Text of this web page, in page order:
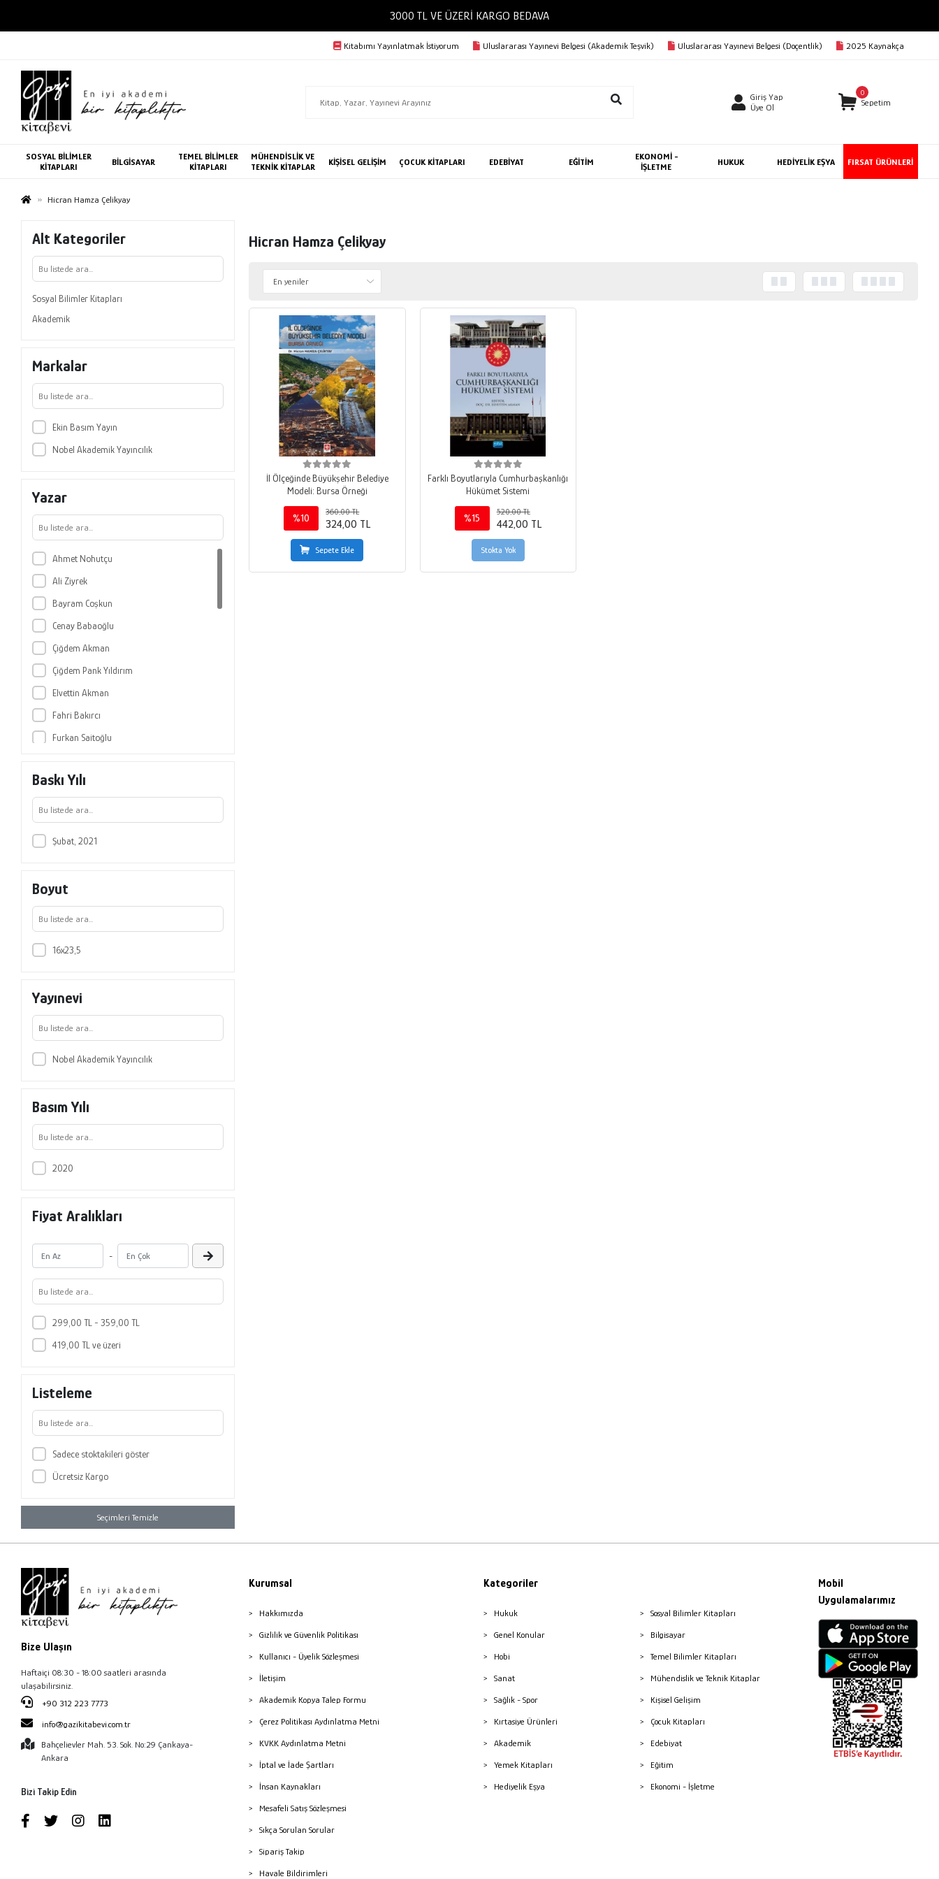
3000 TL VE ÜZERİ KARGO BEDAVA
Kitabımı Yayınlatmak İstiyorum Uluslararası Yayınevi Belgesi (Akademik Teşvik) Uluslararası Yayınevi Belgesi (Doçentlik) 2025 Kaynakça
Giriş Yap
Üye Ol
0
Sepetim
SOSYAL BİLİMLER
KİTAPLARI
BİLGİSAYAR
TEMEL BİLİMLER
KİTAPLARI
MÜHENDİSLİK VE
TEKNİK KİTAPLAR
KİŞİSEL GELİŞİM ÇOCUK KİTAPLARI EDEBİYAT EĞİTİM
EKONOMİ -
İŞLETME
HUKUK HEDİYELİK EŞYA FIRSAT ÜRÜNLERİ
Hicran Hamza Çelikyay
Alt Kategoriler
Sosyal Bilimler Kitapları
Akademik
Markalar
Ekin Basım Yayın
Nobel Akademik Yayıncılık
Yazar
Ahmet Nohutçu
Ali Ziyrek
Bayram Coşkun
Cenay Babaoğlu
Çiğdem Akman
Çiğdem Pank Yıldırım
Elvettin Akman
Fahri Bakırcı
Furkan Saitoğlu
Haluk Alkan
Hamza Ateş
Hicran Hamza Çelikyay
Mahmut Doğan
Murat Okcu
Musa Eken
Özcan Sezer
Recep Fedai
Yusuf Şahin
Baskı Yılı
Şubat, 2021
Boyut
16x23,5
Yayınevi
Nobel Akademik Yayıncılık
Basım Yılı
2020
Fiyat Aralıkları
-
299,00 TL - 359,00 TL
419,00 TL ve üzeri
Listeleme
Sadece stoktakileri göster
Ücretsiz Kargo
Seçimleri Temizle
Hicran Hamza Çelikyay
İl Ölçeğinde Büyükşehir Belediye
Modeli: Bursa Örneği
%10
360,00 TL
324,00 TL
Sepete Ekle
Farklı Boyutlarıyla Cumhurbaşkanlığı
Hükümet Sistemi
%15
520,00 TL
442,00 TL
Stokta Yok
Bize Ulaşın
Haftaiçi 08:30 - 18:00 saatleri arasında
ulaşabilirsiniz.
+90 312 223 7773
info@gazikitabevi.com.tr
Bahçelievler Mah. 53. Sok. No:29 Çankaya-
Ankara
Bizi Takip Edin
Kurumsal
Hakkımızda
Gizlilik ve Güvenlik Politikası
Kullanıcı - Üyelik Sözleşmesi
İletişim
Akademik Kopya Talep Formu
Çerez Politikası Aydınlatma Metni
KVKK Aydınlatma Metni
İptal ve İade Şartları
İnsan Kaynakları
Mesafeli Satış Sözleşmesi
Sıkça Sorulan Sorular
Sipariş Takip
Havale Bildirimleri
Kategoriler
Hukuk
Genel Konular
Hobi
Sanat
Sağlık - Spor
Kırtasiye Ürünleri
Akademik
Yemek Kitapları
Hediyelik Eşya
Sosyal Bilimler Kitapları
Bilgisayar
Temel Bilimler Kitapları
Mühendislik ve Teknik Kitaplar
Kişisel Gelişim
Çocuk Kitapları
Edebiyat
Eğitim
Ekonomi - İşletme
Mobil
Uygulamalarımız